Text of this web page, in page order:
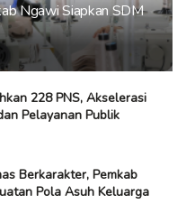
Ngawi Siapkan SDM
228 PNS, Akselerasi
Pelayanan Publik
Berkarakter, Pemkab
Pola Asuh Keluarga